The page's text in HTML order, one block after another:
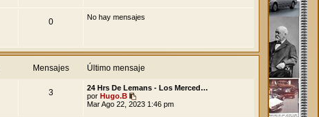
0 No hay mensajes
Mensajes Último mensaje
3
24 Hrs De Lemans - Los Merced…
por Hugo.B
e
Mar Ago 22, 2023 1:46 pm